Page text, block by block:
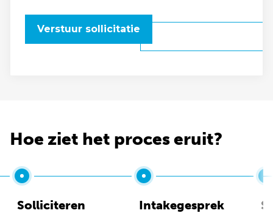
Verstuur sollicitatie
Hoe ziet het proces eruit?
Solliciteren Intakegesprek